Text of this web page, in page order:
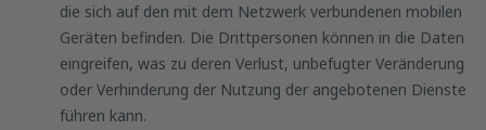
die sich auf den mit dem Netzwerk verbundenen mobilen
Geräten befinden. Die Drittpersonen können in die Daten
eingreifen, was zu deren Verlust, unbefugter Veränderung
oder Verhinderung der Nutzung der angebotenen Dienste
führen kann.